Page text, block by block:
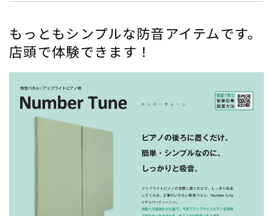
もっともシンプルな防音アイテムです。
店頭で体験できます！